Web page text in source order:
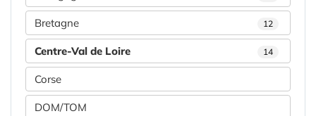
Bretagne 12
Centre-Val de Loire 14
Corse
DOM/TOM